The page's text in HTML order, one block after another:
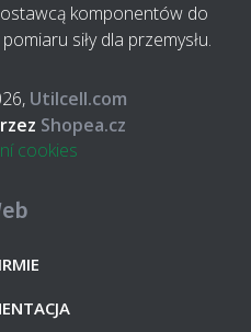
komponentów do
siły dla przemysłu.
Utilcell.com
Shopea.cz
cookies